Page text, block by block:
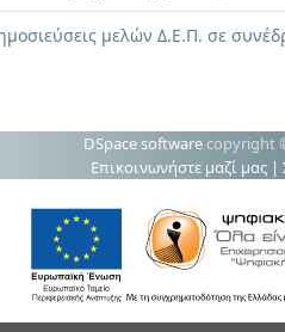
μελών Δ.Ε.Π. σε
DSpace software copyright
Επικοινωνήστε μαζί μας |